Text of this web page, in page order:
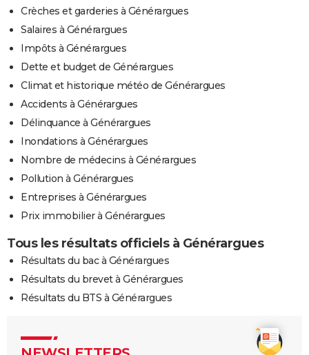
Crèches et garderies à Générargues
Salaires à Générargues
Impôts à Générargues
Dette et budget de Générargues
Climat et historique météo de Générargues
Accidents à Générargues
Délinquance à Générargues
Inondations à Générargues
Nombre de médecins à Générargues
Pollution à Générargues
Entreprises à Générargues
Prix immobilier à Générargues
Tous les résultats officiels à Générargues
Résultats du bac à Générargues
Résultats du brevet à Générargues
Résultats du BTS à Générargues